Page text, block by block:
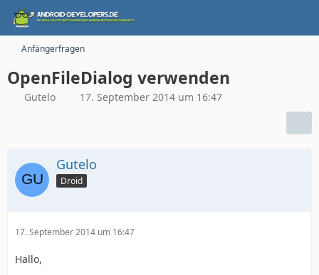
Anfängerfragen
OpenFileDialog verwenden
Gutelo 17. September 2014 um 16:47
Gutelo
Droid
17. September 2014 um 16:47
Hallo,